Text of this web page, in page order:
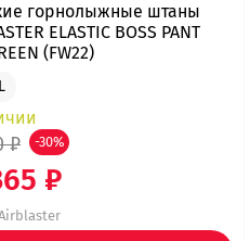
горнолыжные штаны
ELASTIC BOSS PANT
(FW22)
L
₽ -30%
₽